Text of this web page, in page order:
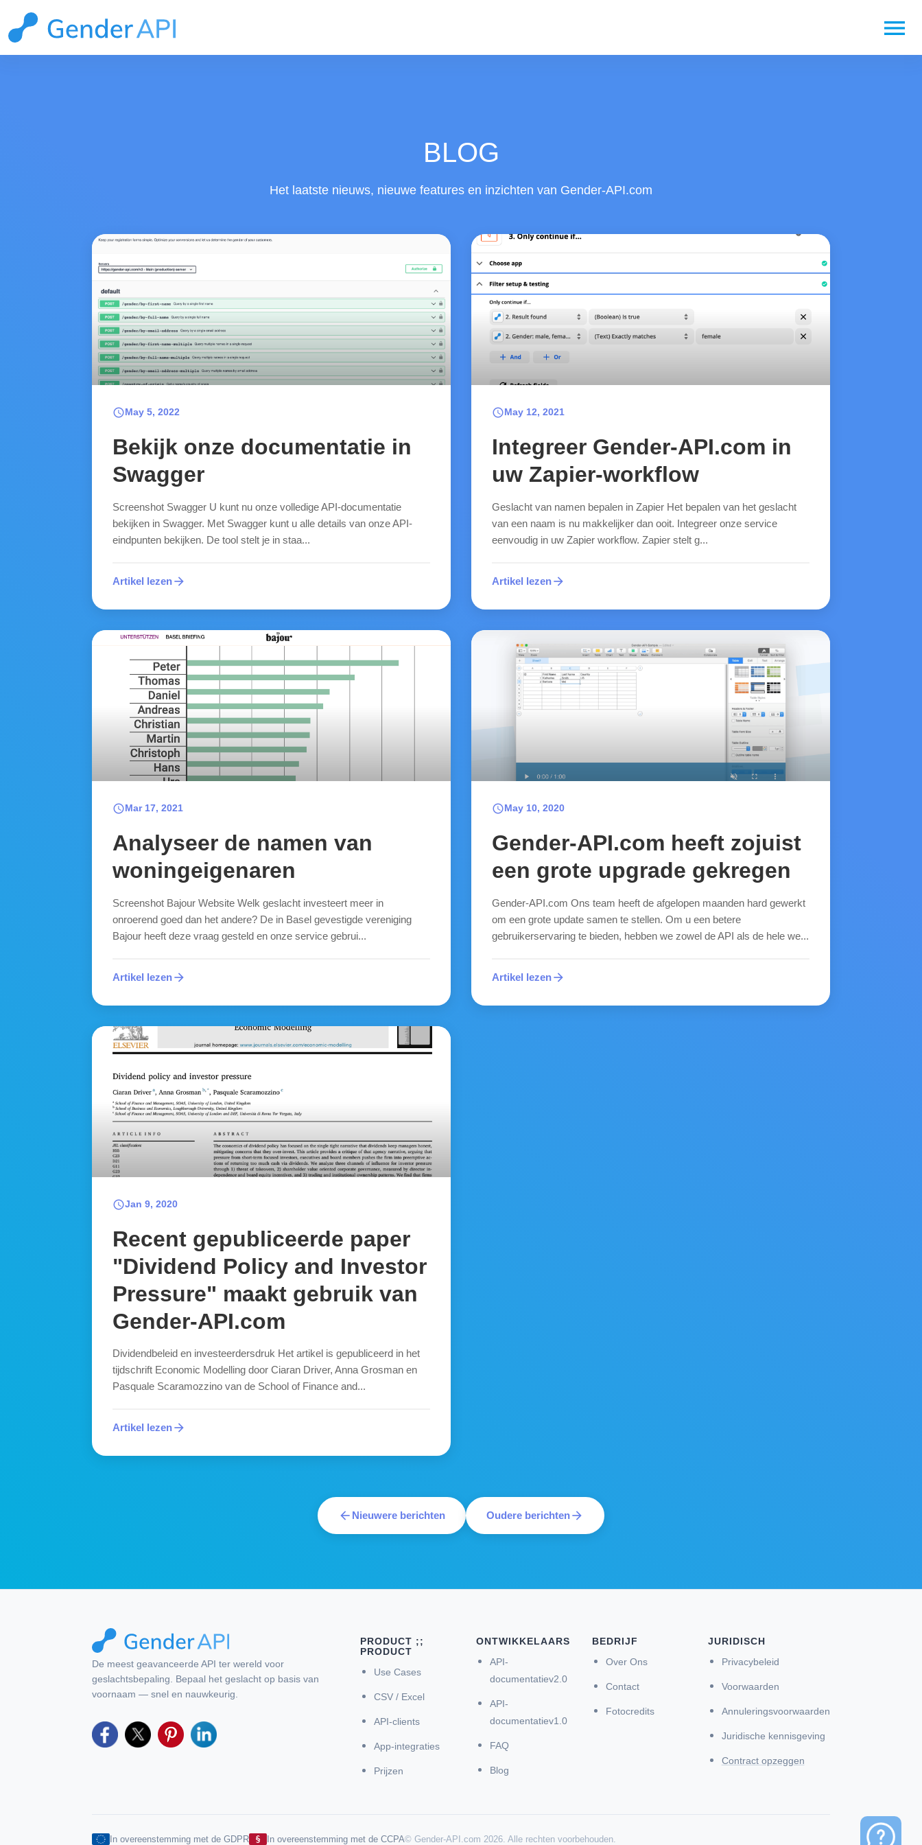
menu
BLOG
Het laatste nieuws, nieuwe features en inzichten van Gender-API.com
schedule May 5, 2022
Bekijk onze documentatie in
Swagger
Screenshot Swagger U kunt nu onze volledige API-documentatie
bekijken in Swagger. Met Swagger kunt u alle details van onze API-
eindpunten bekijken. De tool stelt je in staa...
Artikel lezenarrow_forward
schedule May 12, 2021
Integreer Gender-API.com in
uw Zapier-workflow
Geslacht van namen bepalen in Zapier Het bepalen van het geslacht
van een naam is nu makkelijker dan ooit. Integreer onze service
eenvoudig in uw Zapier workflow. Zapier stelt g...
Artikel lezenarrow_forward
schedule Mar 17, 2021
Analyseer de namen van
woningeigenaren
Screenshot Bajour Website Welk geslacht investeert meer in
onroerend goed dan het andere? De in Basel gevestigde vereniging
Bajour heeft deze vraag gesteld en onze service gebrui...
Artikel lezenarrow_forward
schedule May 10, 2020
Gender-API.com heeft zojuist
een grote upgrade gekregen
Gender-API.com Ons team heeft de afgelopen maanden hard gewerkt
om een grote update samen te stellen. Om u een betere
gebruikerservaring te bieden, hebben we zowel de API als de hele we...
Artikel lezenarrow_forward
scheduleJan 9, 2020
Recent gepubliceerde paper
"Dividend Policy and Investor
Pressure" maakt gebruik van
Gender-API.com
Dividendbeleid en investeerdersdruk Het artikel is gepubliceerd in het
tijdschrift Economic Modelling door Ciaran Driver, Anna Grosman en
Pasquale Scaramozzino van de School of Finance and...
Artikel lezenarrow_forward
arrow_back Nieuwere berichten Oudere berichtenarrow_forward
De meest geavanceerde API ter wereld voor
geslachtsbepaling. Bepaal het geslacht op basis van
voornaam — snel en nauwkeurig.
PRODUCT ;;
PRODUCT
Use Cases
CSV / Excel
API-clients
App-integraties
Prijzen
ONTWIKKELAARS
API-
documentatiev2.0
API-
documentatiev1.0
FAQ
Blog
BEDRIJF
Over Ons
Contact
Fotocredits
JURIDISCH
Privacybeleid
Voorwaarden
Annuleringsvoorwaarden
Juridische kennisgeving
Contract opzeggen
In overeenstemming met de GDPR In overeenstemming met de CCPA© Gender-API.com 2026. Alle rechten voorbehouden.